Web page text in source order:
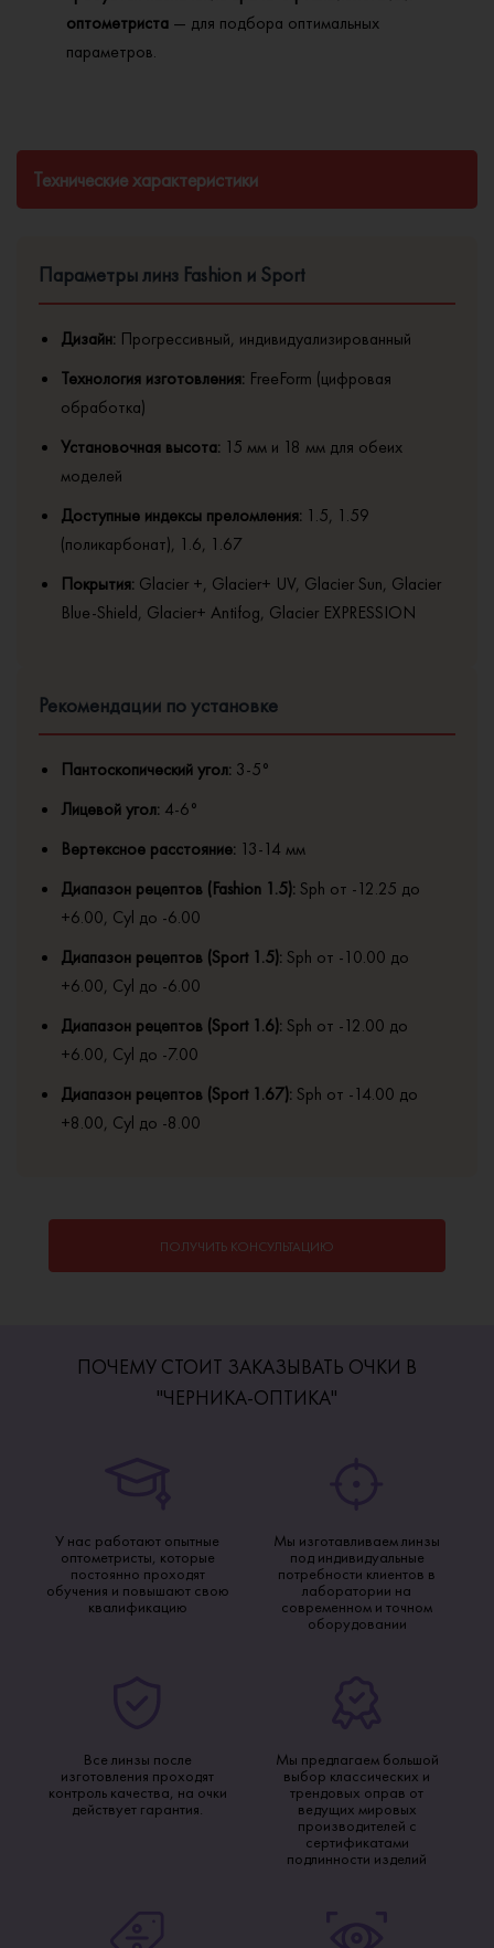
оптометриста — для подбора оптимальных
параметров.
Технические характеристики
Параметры линз Fashion и Sport
Дизайн: Прогрессивный, индивидуализированный
Технология изготовления: FreeForm (цифровая
обработка)
Установочная высота: 15 мм и 18 мм для обеих
моделей
Доступные индексы преломления: 1.5, 1.59
(поликарбонат), 1.6, 1.67
Покрытия: Glacier +, Glacier+ UV, Glacier Sun, Glacier
Blue-Shield, Glacier+ Antifog, Glacier EXPRESSION
Рекомендации по установке
Пантоскопический угол: 3-5°
Лицевой угол: 4-6°
Вертексное расстояние: 13-14 мм
Диапазон рецептов (Fashion 1.5):Sph от -12.25 до
+6.00, Cyl до -6.00
Диапазон рецептов (Sport 1.5):Sph от -10.00 до
+6.00, Cyl до -6.00
Диапазон рецептов (Sport 1.6):Sph от -12.00 до
+6.00, Cyl до -7.00
Диапазон рецептов (Sport 1.67):Sph от -14.00 до
+8.00, Cyl до -8.00
ПОЛУЧИТЬ КОНСУЛЬТАЦИЮ
ПОЧЕМУ СТОИТ ЗАКАЗЫВАТЬ ОЧКИ В
"ЧЕРНИКА-ОПТИКА"
У нас работают опытные
оптометристы, которые
постоянно проходят
обучения и повышают свою
квалификацию
Мы изготавливаем линзы
под индивидуальные
потребности клиентов в
лаборатории на
современном и точном
оборудовании
Все линзы после
изготовления проходят
контроль качества, на очки
действует гарантия.
Мы предлагаем большой
выбор классических и
трендовых оправ от
ведущих мировых
производителей с
сертификатами
подлинности изделий